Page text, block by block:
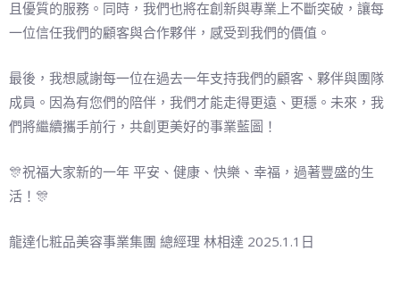
且優質的服務。同時，我們也將在創新與專業上不斷突破，讓每
一位信任我們的顧客與合作夥伴，感受到我們的價值。
最後，我想感謝每一位在過去一年支持我們的顧客、夥伴與團隊
成員。因為有您們的陪伴，我們才能走得更遠、更穩。未來，我
們將繼續攜手前行，共創更美好的事業藍圖！
🎊祝福大家新的一年 平安、健康、快樂、幸福，過著豐盛的生
活！🎊
龍達化粧品美容事業集團 總經理 林相達 2025.1.1日